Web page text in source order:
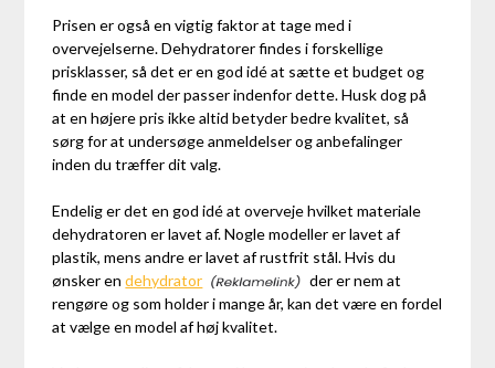
Prisen er også en vigtig faktor at tage med i
overvejelserne. Dehydratorer findes i forskellige
prisklasser, så det er en god idé at sætte et budget og
finde en model der passer indenfor dette. Husk dog på
at en højere pris ikke altid betyder bedre kvalitet, så
sørg for at undersøge anmeldelser og anbefalinger
inden du træffer dit valg.
Endelig er det en god idé at overveje hvilket materiale
dehydratoren er lavet af. Nogle modeller er lavet af
plastik, mens andre er lavet af rustfrit stål. Hvis du
ønsker endehydrator
der er nem at
rengøre og som holder i mange år, kan det være en fordel
at vælge en model af høj kvalitet.